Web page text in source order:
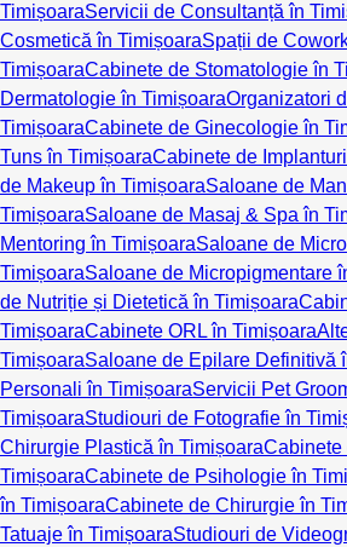
TimișoaraServicii de Consultanță în
Cosmetică în TimișoaraSpații de
TimișoaraCabinete de Stomatologie în
Dermatologie în TimișoaraOrganizatori
TimișoaraCabinete de Ginecologie în
Tuns în TimișoaraCabinete de
de Makeup în TimișoaraSaloane de
TimișoaraSaloane de Masaj & Spa în
Mentoring în TimișoaraSaloane de
TimișoaraSaloane de Micropigmentare
de Nutriție și Dietetică în Timișoara
TimișoaraCabinete ORL în Timișoara
TimișoaraSaloane de Epilare Definitivă
Personali în TimișoaraServicii Pet
TimișoaraStudiouri de Fotografie în
Chirurgie Plastică în TimișoaraCabinete
TimișoaraCabinete de Psihologie în
în TimișoaraCabinete de Chirurgie în
Tatuaje în TimișoaraStudiouri de